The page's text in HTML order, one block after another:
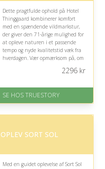
Dette pragtfulde ophold på Hotel
Thinggaard kombinerer komfort
med en spændende vildmarkstur,
der giver den 71-årige mulighed for
at opleve naturen i et passende
tempo og nyde kvalitetstid væk fra
hverdagen. Vær opmærksom på, om
På lager
Levering: 1-2 dages levering.
samme
2296kr
SE HOS TRUESTORY
OPLEV SORT SOL
Med en guidet oplevelse af Sort Sol